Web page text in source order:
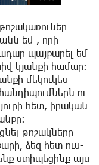
եմ , որի
պայքարել եմ
կյանքի համար։
մեկուկես
ու
հետ, իրական
թոշակները
ձեզ հետ ուս-
ստիպեցինք այս